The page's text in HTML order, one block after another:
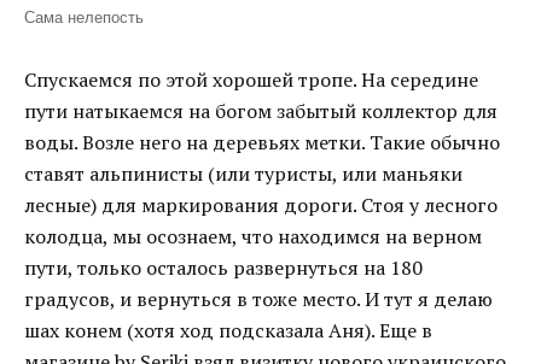
Сама нелепость
Спускаемся по этой хорошей тропе. На середине
пути натыкаемся на богом забытый коллектор для
воды. Возле него на деревьях метки. Такие обычно
ставят альпинисты (или туристы, или маньяки
лесные) для маркирования дороги. Стоя у лесного
колодца, мы осознаем, что находимся на верном
пути, только осталось развернуться на 180
градусов, и вернуться в тоже место. И тут я делаю
шах конем (хотя ход подсказала Аня). Еще в